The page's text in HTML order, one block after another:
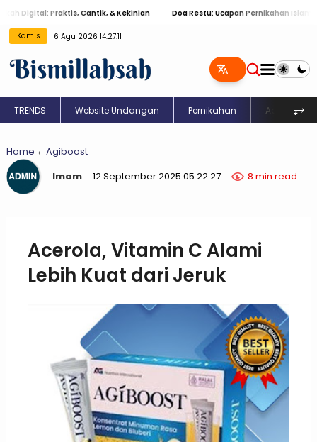
Praktis, Cantik, & Kekinian Doa Restu: Ucapan Pernikahan Islami
Kamis 6 Agu 2026 14:27:12
TRENDS Website Undangan Pernikahan Aqiqah⥅
Home
Agiboost
Imam
12 September 2025 05:22:27 8 min read
Acerola, Vitamin C Alami
Lebih Kuat dari Jeruk